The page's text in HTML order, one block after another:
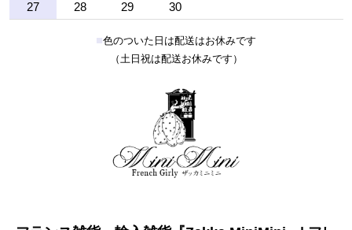
27
28 29 30
■色のついた日は配送はお休みです
（土日祝は配送お休みです）